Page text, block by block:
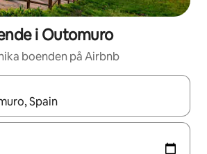
i Outomuro
boenden på Airbnb
kan du navigera med upp- och